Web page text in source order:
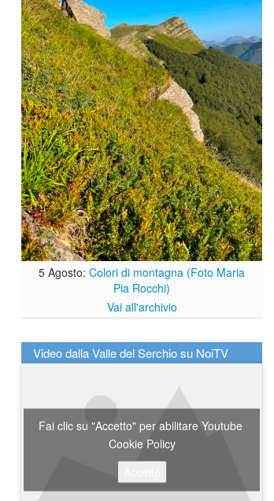
5 Agosto: Colori di montagna (Foto Maria
Pia Rocchi)
Vai all'archivio
Video dalla Valle del Serchio su NoiTV
Fai clic su "Accetto" per abilitare Youtube
Cookie Policy